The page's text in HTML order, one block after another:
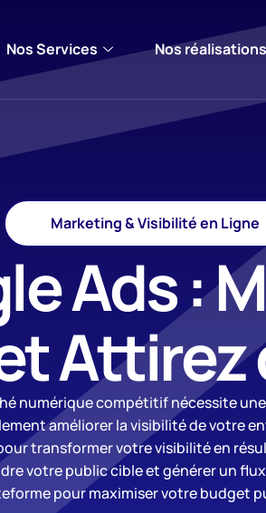
Nos Services Nos réalisations
Marketing & Visibilité en Ligne
Ads :
Attirez
numérique compétitif nécessite
améliorer la visibilité de votre
transformer votre visibilité en
votre public cible et générer un
pour maximiser votre budget